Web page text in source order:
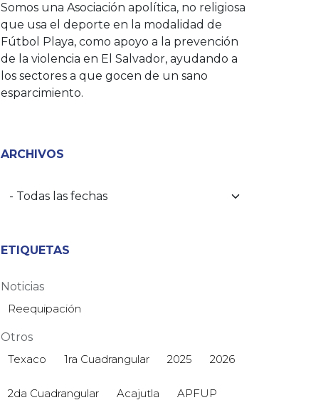
Somos una Asociación apolítica, no religiosa
que usa el deporte en la modalidad de
Fútbol Playa, como apoyo a la prevención
de la violencia en El Salvador, ayudando a
los sectores a que gocen de un sano
esparcimiento.
ARCHIVOS
ETIQUETAS
Noticias
Reequipación
Otros
Texaco
1ra Cuadrangular 2025 2026
2da Cuadrangular Acajutla APFUP